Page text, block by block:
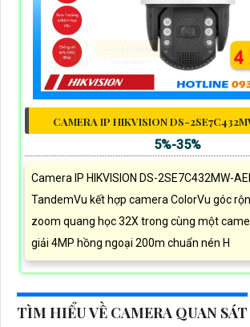
CAMERA IP HIKVISION DS-
5%-35%
Camera IP HIKVISION DS-2SE7C432MW-
TandemVu kết hợp camera ColorVu góc
zoom quang học 32X trong cùng một
giải 4MP hồng ngoại 200m chuẩn nén H
TÌM HIỂU VỀ CAMERA QUAN SÁT